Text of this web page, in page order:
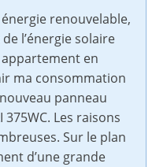
renouvelable,
l’énergie solaire
appartement en
ma consommation
panneau
375WC. Les raisons
Sur le plan
d’une grande